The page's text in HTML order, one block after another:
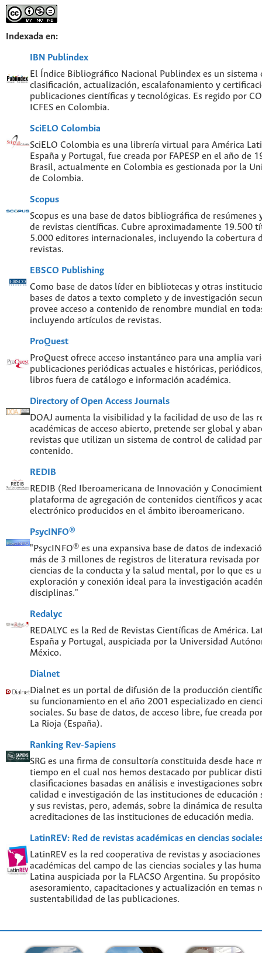
Indexada en:
IBN Publindex
El Índice Bibliográfico Nacional Publindex es un
clasificación, actualización, escalafonamiento y
publicaciones científicas y tecnológicas. Es regido por
ICFES en Colombia.
SciELO Colombia
SciELO Colombia es una librería virtual para América
España y Portugal, fue creada por FAPESP en el año de
Brasil, actualmente en Colombia es gestionada por la
de Colombia.
Scopus
Scopus es una base de datos bibliográfica de
de revistas científicas. Cubre aproximadamente 19.500
5.000 editores internacionales, incluyendo la cobertura
revistas.
EBSCO Publishing
Como base de datos líder en bibliotecas y otras
bases de datos a texto completo y de investigación
provee acceso a contenido de renombre mundial en
incluyendo artículos de revistas.
ProQuest
ProQuest ofrece acceso instantáneo para una amplia
publicaciones periódicas actuales e históricas,
libros fuera de catálogo e información académica.
Directory of Open Access Journals
DOAJ aumenta la visibilidad y la facilidad de uso de las
académicas de acceso abierto, pretende ser global y
revistas que utilizan un sistema de control de calidad
contenido.
REDIB
REDIB (Red Iberoamericana de Innovación y
plataforma de agregación de contenidos científicos y
electrónico producidos en el ámbito iberoamericano.
PsycINFO®
"PsycINFO® es una expansiva base de datos de
más de 3 millones de registros de literatura revisada por
ciencias de la conducta y la salud mental, por lo que es
exploración y conexión ideal para la investigación
disciplinas."
Redalyc
REDALYC es la Red de Revistas Científicas de América.
España y Portugal, auspiciada por la Universidad
México.
Dialnet
Dialnet es un portal de difusión de la producción
su funcionamiento en el año 2001 especializado en
sociales. Su base de datos, de acceso libre, fue creada
La Rioja (España).
Ranking Rev-Sapiens
SRG es una firma de consultoría constituida desde hace
tiempo en el cual nos hemos destacado por publicar
clasificaciones basadas en análisis e investigaciones
calidad e investigación de las instituciones de educación
y sus revistas, pero, además, sobre la dinámica de
acreditaciones de las instituciones de educación media.
LatinREV: Red de revistas académicas en ciencias
LatinREV es la red cooperativa de revistas y
académicas del campo de las ciencias sociales y las
Latina auspiciada por la FLACSO Argentina. Su
asesoramiento, capacitaciones y actualización en temas
sustentabilidad de las publicaciones.